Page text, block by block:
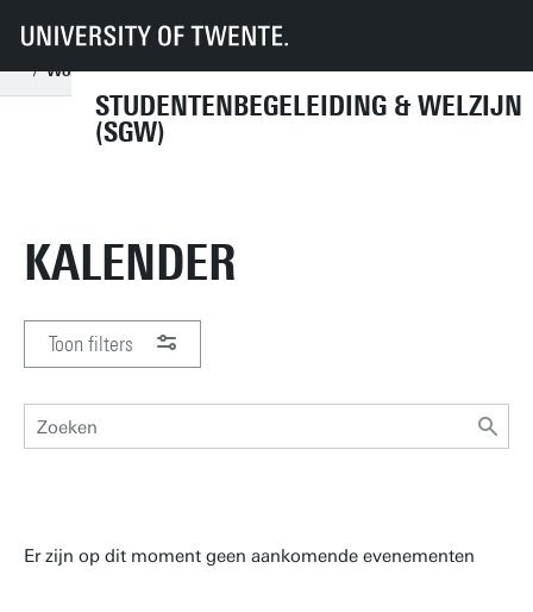
STUDENTENBEGELEIDING & WELZIJN
(SGW)
UT Diensten CES SGW
Begeleiding door professionals
Loopbaanadviseur (Career Services)
Workshops en evenementen
Kalender
KALENDER
Toon filters
Er zijn op dit moment geen aankomende evenementen